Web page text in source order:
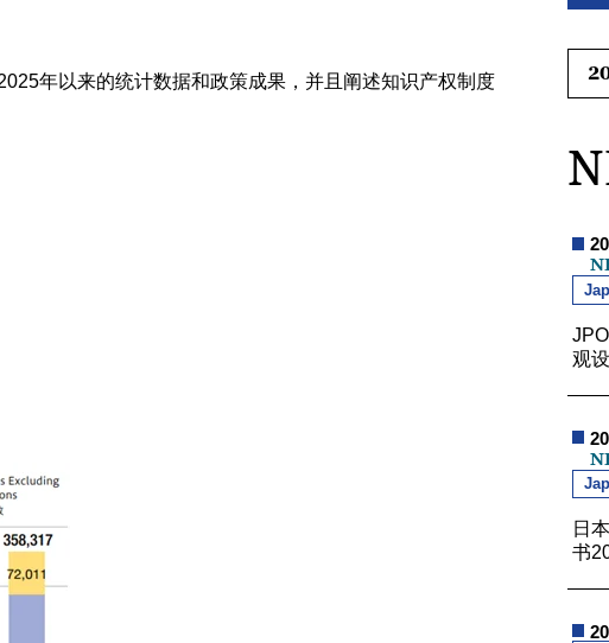
年以来的统计数据和政策成果，并且阐述知识产权制度
观
日
书